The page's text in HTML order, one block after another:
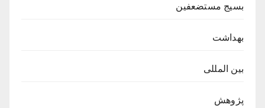
بسیج مستضعفین
بهداشت
بین المللی
پژوهش